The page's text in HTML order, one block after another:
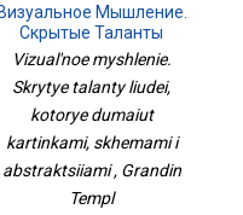
Визуальное Мышление.
Скрытые Таланты
Людей, Которые
Думают Картинками,
Схемами И
Абстракциями
Vizual'noe myshlenie.
Skrytye talanty liudei,
kotorye dumaiut
kartinkami, skhemami i
abstraktsiiami , Grandin
Templ